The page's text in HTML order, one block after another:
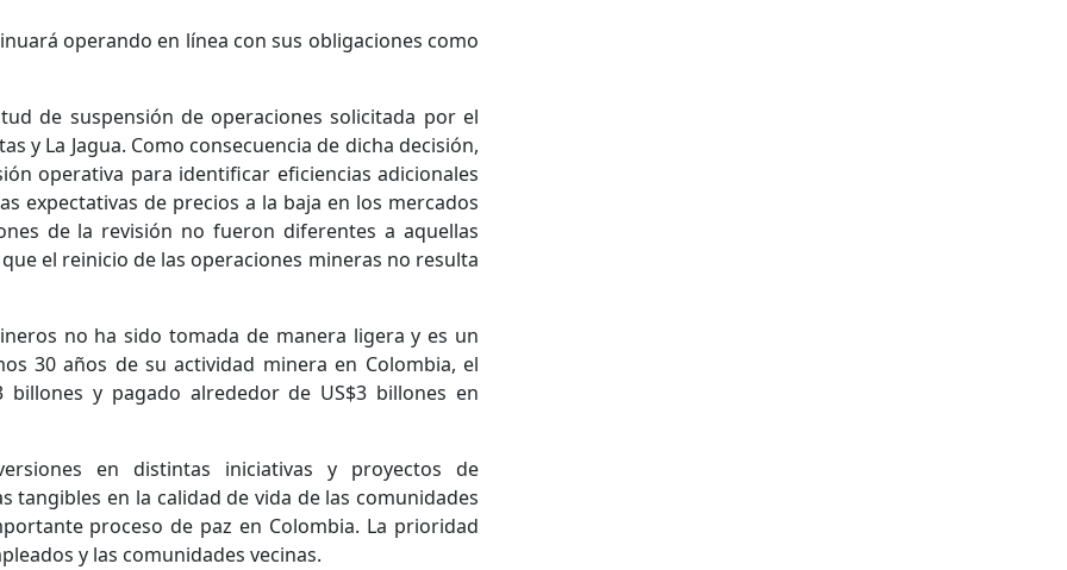
operando en línea con sus obligaciones como
de suspensión de operaciones solicitada por el
y La Jagua. Como consecuencia de dicha decisión,
operativa para identificar eficiencias adicionales
expectativas de precios a la baja en los mercados
de la revisión no fueron diferentes a aquellas
el reinicio de las operaciones mineras no resulta
no ha sido tomada de manera ligera y es un
30 años de su actividad minera en Colombia, el
y pagado alrededor de US$3 billones en
en distintas iniciativas y proyectos de
tangibles en la calidad de vida de las comunidades
proceso de paz en Colombia. La prioridad
y las comunidades vecinas.